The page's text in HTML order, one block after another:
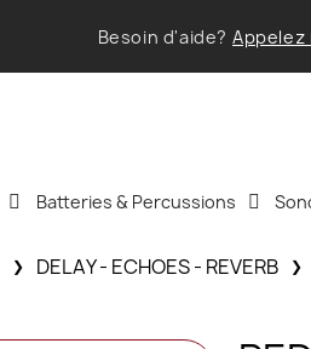
Besoin d'aide? Appelez
Batteries & Percussions
DELAY - ECHOES - REVERB